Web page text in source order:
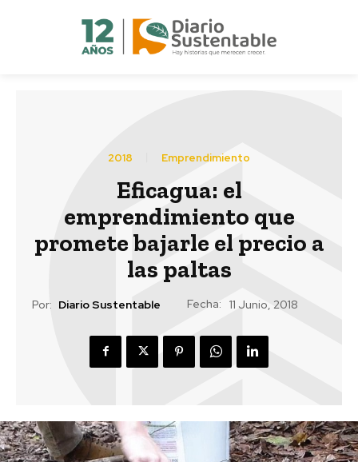
2018 Emprendimiento
Eficagua: el
emprendimiento que
promete bajarle el precio a
las paltas
Por: Diario Sustentable Fecha: 11 Junio, 2018